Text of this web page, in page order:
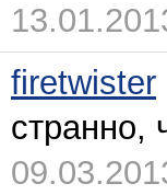
firetwister
странно,